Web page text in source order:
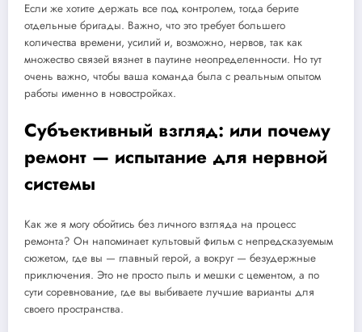
Если же хотите держать все под контролем, тогда берите
отдельные бригады. Важно, что это требует большего
количества времени, усилий и, возможно, нервов, так как
множество связей вязнет в паутине неопределенности. Но тут
очень важно, чтобы ваша команда была с реальным опытом
работы именно в новостройках.
Субъективный взгляд: или почему
ремонт — испытание для нервной
системы
Как же я могу обойтись без личного взгляда на процесс
ремонта? Он напоминает культовый фильм с непредсказуемым
сюжетом, где вы — главный герой, а вокруг — безудержные
приключения. Это не просто пыль и мешки с цементом, а по
сути соревнование, где вы выбиваете лучшие варианты для
своего пространства.